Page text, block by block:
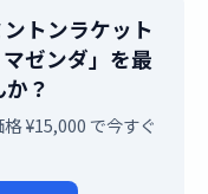
ントンラケット
ゼンダ」を最
？
¥15,000 で今すぐ